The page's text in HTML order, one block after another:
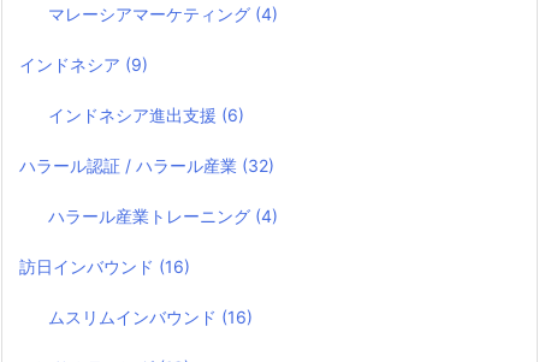
マレーシアマーケティング (4)
インドネシア (9)
インドネシア進出支援 (6)
ハラール認証 / ハラール産業 (32)
ハラール産業トレーニング (4)
訪日インバウンド (16)
ムスリムインバウンド (16)